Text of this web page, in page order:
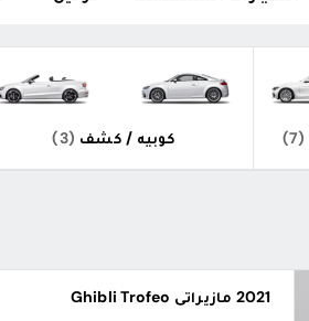
(7) كوبيه / كشف (3)
2021 مازيراتي Ghibli Trofeo